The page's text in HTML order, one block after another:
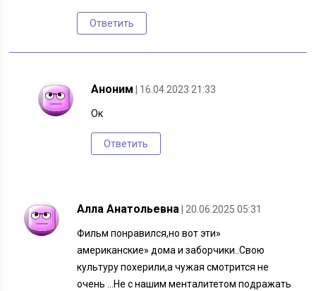
Ответить
Аноним | 16.04.2023 21:33
Ок
Ответить
Алла Анатольевна | 20.06.2025 05:31
Фильм понравился,но вот эти»
американские» дома и заборчики..Свою
культуру похерили,а чужая смотрится не
очень …Не с нашим менталитетом подражать